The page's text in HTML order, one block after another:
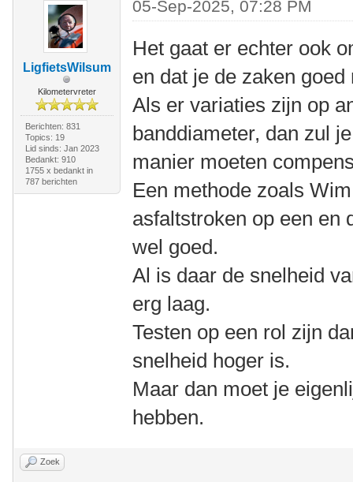
LigfietsWilsum
Kilometervreter
Berichten: 831
Topics: 19
Lid sinds: Jan 2023
Bedankt: 910
1755 x bedankt in
787 berichten
05-Sep-2025, 07:28 PM
Het gaat er echter ook
en dat je de zaken goed
Als er variaties zijn op
banddiameter, dan zul
manier moeten
Een methode zoals
asfaltstroken op een en
wel goed.
Al is daar de snelheid
erg laag.
Testen op een rol zijn
snelheid hoger is.
Maar dan moet je
hebben.
Zoek